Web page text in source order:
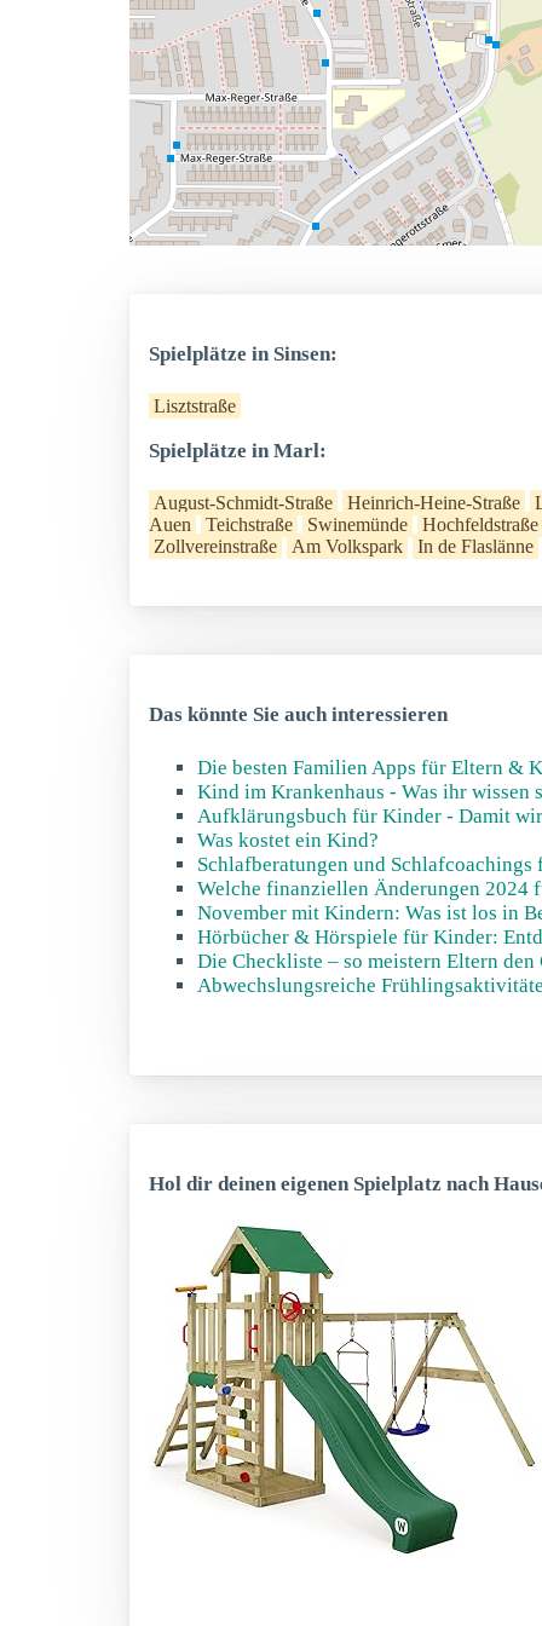
Spielplätze in Sinsen:
Lisztstraße
Spielplätze in Marl:
August-Schmidt-Straße Heinrich-Heine-Straße
Auen
Teichstraße Swinemünde
Zollvereinstraße
Am Volkspark In de Flaslänne
Das könnte Sie auch interessieren
Die besten Familien Apps für Eltern &
Kind im Krankenhaus - Was ihr wissen
Aufklärungsbuch für Kinder - Damit
Was kostet ein Kind?
Schlafberatungen und Schlafcoachings
Welche finanziellen Änderungen 2024
November mit Kindern: Was ist los in
Hörbücher & Hörspiele für Kinder:
Die Checkliste – so meistern Eltern den
Abwechslungsreiche
Hol dir deinen eigenen Spielplatz nach